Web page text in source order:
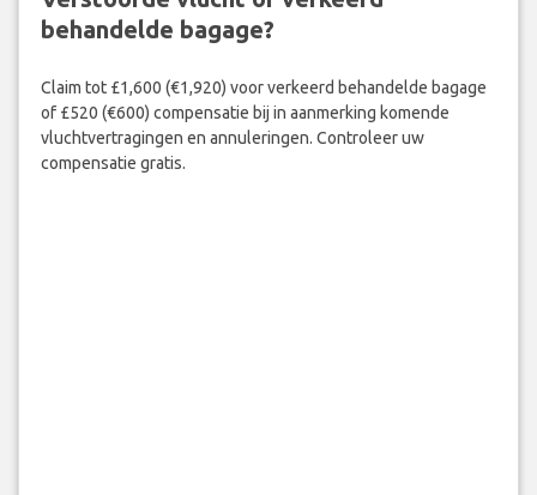
behandelde bagage?
Claim tot £1,600 (€1,920) voor verkeerd behandelde bagage
of £520 (€600) compensatie bij in aanmerking komende
vluchtvertragingen en annuleringen. Controleer uw
compensatie gratis.